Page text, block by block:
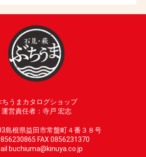
ちうまカタログショップ
運営責任者：寺戸 宏志
島根県益田市常盤町４番３８号
FAX 0856231370
buchiuma@kinuya.co.jp